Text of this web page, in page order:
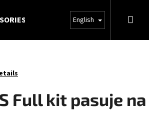
English
Full kit pasuje